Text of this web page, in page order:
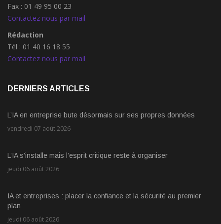
Fax : 01 49 95 00 23
Contactez nous par mail
Rédaction
Tél : 01 40 16 18 55
Contactez nous par mail
DERNIERS ARTICLES
L’IA en entreprise bute désormais sur ses propres données
vendredi 07 août 2026
L’IA s’installe mais l’esprit critique reste à organiser
jeudi 06 août 2026
IA et entreprises : placer la confiance et la sécurité au premier
plan
jeudi 06 août 2026